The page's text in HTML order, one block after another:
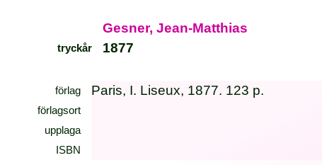
Gesner, Jean-Matthias
tryckår 1877
förlag Paris, I. Liseux, 1877. 123 p.
förlagsort
upplaga
ISBN